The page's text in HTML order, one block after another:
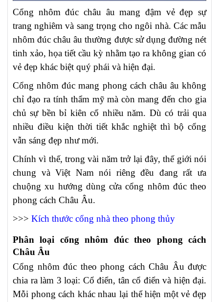
Cổng nhôm đúc châu âu mang đậm vẻ đẹp sự
trang nghiêm và sang trọng cho ngôi nhà. Các mẫu
nhôm đúc châu âu thường được sử dụng đường nét
tinh xảo, họa tiết cầu kỳ nhằm tạo ra không gian có
vẻ đẹp khác biệt quý phái và hiện đại.
Cổng nhôm đúc mang phong cách châu âu không
chỉ đạo ra tính thẩm mỹ mà còn mang đến cho gia
chủ sự bền bỉ kiên cố nhiều năm. Dù có trải qua
nhiều điều kiện thời tiết khắc nghiệt thì bộ cổng
vẫn sáng đẹp như mới.
Chính vì thế, trong vài năm trở lại đây, thế giới nói
chung và Việt Nam nói riêng đều đang rất ưa
chuộng xu hướng dùng cửa cổng nhôm đúc theo
phong cách Châu Âu.
>>> Kích thước cổng nhà theo phong thủy
Phân loại cổng nhôm đúc theo phong cách
Châu Âu
Cổng nhôm đúc theo phong cách Châu Âu được
chia ra làm 3 loại: Cổ điển, tân cổ điển và hiện đại.
Mỗi phong cách khác nhau lại thể hiện một vẻ đẹp